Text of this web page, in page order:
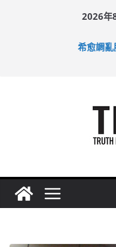
2026年
希愈調
足球盛會